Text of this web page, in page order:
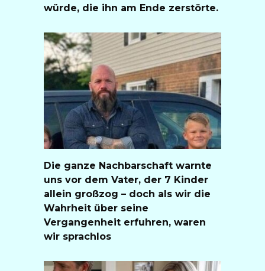
würde, die ihn am Ende zerstörte.
Die ganze Nachbarschaft warnte
uns vor dem Vater, der 7 Kinder
allein großzog – doch als wir die
Wahrheit über seine
Vergangenheit erfuhren, waren
wir sprachlos